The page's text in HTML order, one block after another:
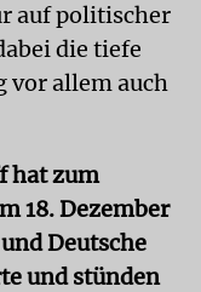
auf politischer
die tiefe
vor allem auch
hat zum
18. Dezember
Deutsche
und stünden